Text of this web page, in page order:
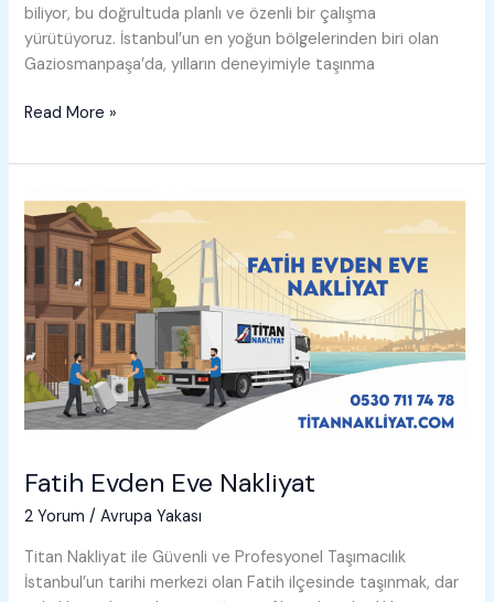
biliyor, bu doğrultuda planlı ve özenli bir çalışma
yürütüyoruz. İstanbul’un en yoğun bölgelerinden biri olan
Gaziosmanpaşa’da, yılların deneyimiyle taşınma
Gaziosmanpaşa
Eve
Read More »
Fatih Evden Eve Nakliyat
2 Yorum /Avrupa Yakası
Titan Nakliyat ile Güvenli ve Profesyonel Taşımacılık
İstanbul’un tarihi merkezi olan Fatih ilçesinde taşınmak, dar